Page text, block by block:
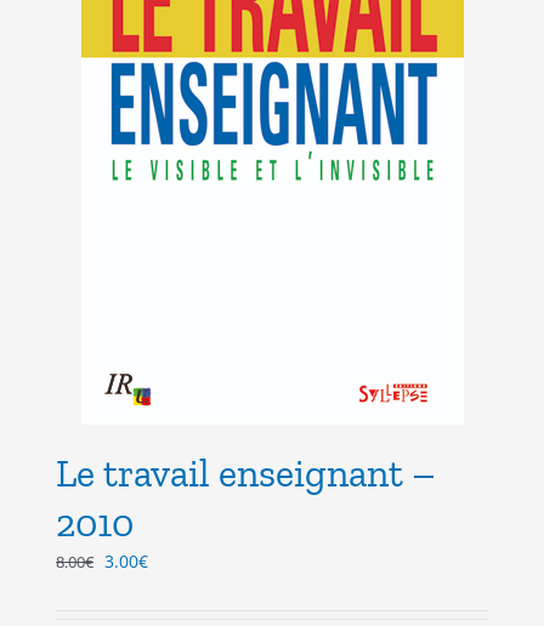
Le travail enseignant –
2010
8.00€ Le
3.00€Le